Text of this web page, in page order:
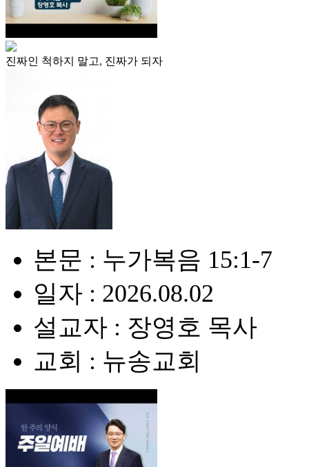
진짜인 척하지 말고, 진짜가 되자
본문 : 누가복음 15:1-7
일자 : 2026.08.02
설교자 : 장영호 목사
교회 : 뉴송교회